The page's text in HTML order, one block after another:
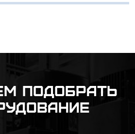
подобрать